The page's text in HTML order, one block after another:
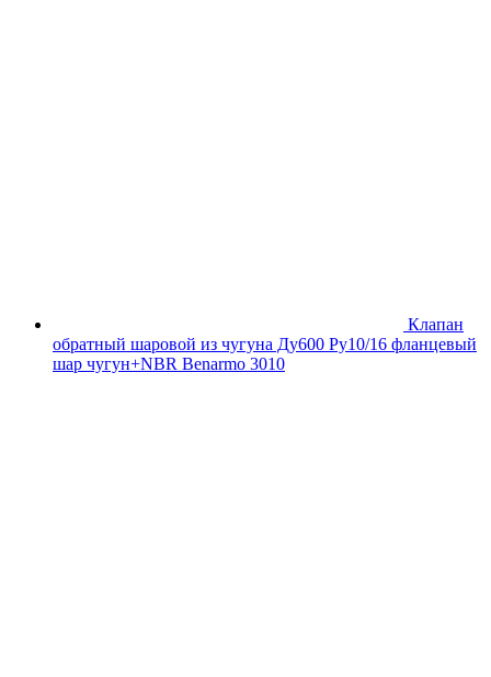
Клапан
обратный шаровой из чугуна Ду600 Ру10/16 фланцевый
шар чугун+NBR Benarmo 3010